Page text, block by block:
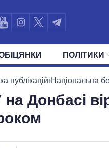
ПОЛIТИКИ
УСІ ПОЛІТИКИ ПРЕЗИДЕНТ І
публікацій›Національна
на Донбасі